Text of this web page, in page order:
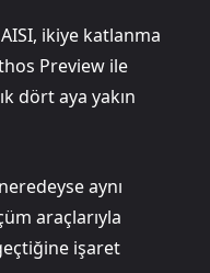
ikiye katlanma
Preview ile
dört aya yakın
aynı
araçlarıyla
işaret